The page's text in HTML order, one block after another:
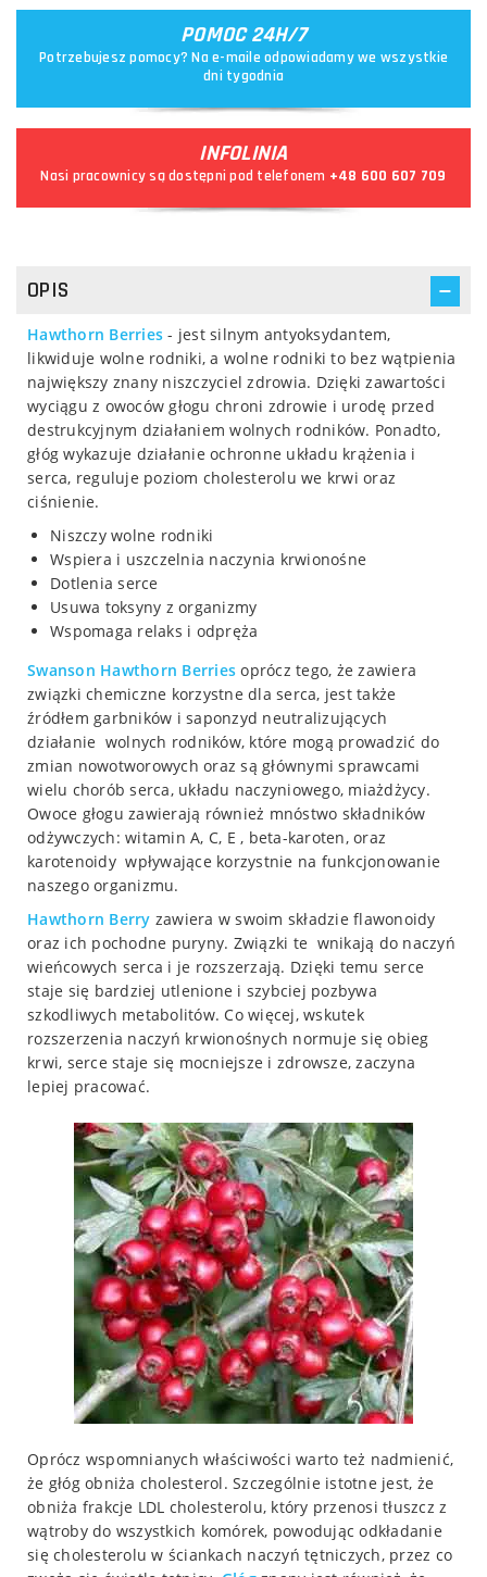
POMOC 24H/7
Potrzebujesz pomocy? Na e-maile odpowiadamy we wszystkie
dni tygodnia
INFOLINIA
Nasi pracownicy są dostępni pod telefonem +48 600 607 709
OPIS
Hawthorn Berries - jest silnym antyoksydantem,
likwiduje wolne rodniki, a wolne rodniki to bez wątpienia
największy znany niszczyciel zdrowia. Dzięki zawartości
wyciągu z owoców głogu chroni zdrowie i urodę przed
destrukcyjnym działaniem wolnych rodników. Ponadto,
głóg wykazuje działanie ochronne układu krążenia i
serca, reguluje poziom cholesterolu we krwi oraz
ciśnienie.
Niszczy wolne rodniki
Wspiera i uszczelnia naczynia krwionośne
Dotlenia serce
Usuwa toksyny z organizmy
Wspomaga relaks i odpręża
Swanson Hawthorn Berries oprócz tego, że zawiera
związki chemiczne korzystne dla serca, jest także
źródłem garbników i saponzyd neutralizujących
działanie wolnych rodników, które mogą prowadzić do
zmian nowotworowych oraz są głównymi sprawcami
wielu chorób serca, układu naczyniowego, miażdżycy.
Owoce głogu zawierają również mnóstwo składników
odżywczych: witamin A, C, E , beta-karoten, oraz
karotenoidy wpływające korzystnie na funkcjonowanie
naszego organizmu.
Hawthorn Berry zawiera w swoim składzie flawonoidy
oraz ich pochodne puryny. Związki te wnikają do naczyń
wieńcowych serca i je rozszerzają. Dzięki temu serce
staje się bardziej utlenione i szybciej pozbywa
szkodliwych metabolitów. Co więcej, wskutek
rozszerzenia naczyń krwionośnych normuje się obieg
krwi, serce staje się mocniejsze i zdrowsze, zaczyna
lepiej pracować.
Oprócz wspomnianych właściwości warto też nadmienić,
że głóg obniża cholesterol. Szczególnie istotne jest, że
obniża frakcje LDL cholesterolu, który przenosi tłuszcz z
wątroby do wszystkich komórek, powodując odkładanie
się cholesterolu w ściankach naczyń tętniczych, przez co